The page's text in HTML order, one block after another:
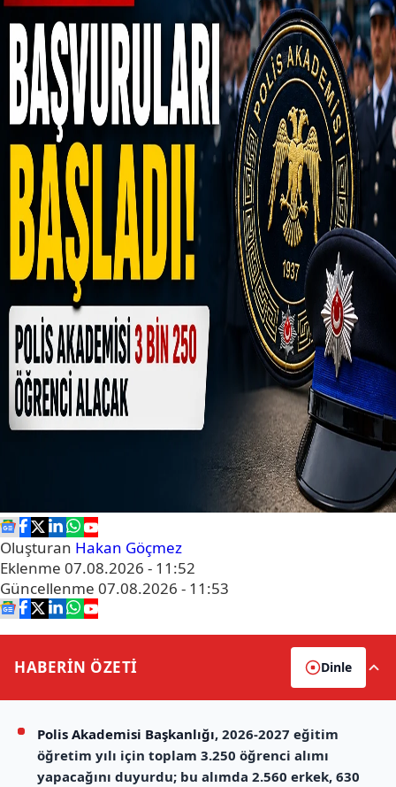
Oluşturan Hakan Göçmez
Eklenme 07.08.2026 - 11:52
Güncellenme 07.08.2026 - 11:53
HABERİN ÖZETİ Dinle
Polis Akademisi Başkanlığı, 2026-2027 eğitim
öğretim yılı için toplam 3.250 öğrenci alımı
yapacağını duyurdu; bu alımda 2.560 erkek, 630